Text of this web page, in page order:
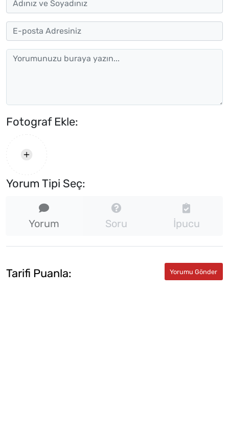
Fotograf Ekle:
Yorum Tipi Seç:
Yorum Soru İpucu
Tarifi Puanla: